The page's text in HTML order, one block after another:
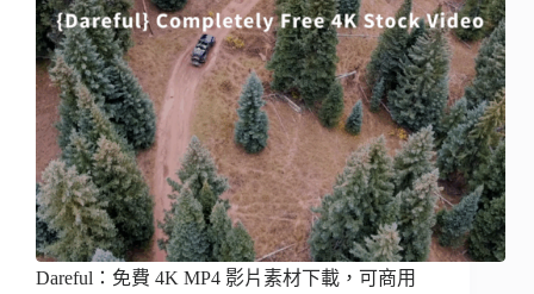
Dareful：免費 4K MP4 影片素材下載，可商用